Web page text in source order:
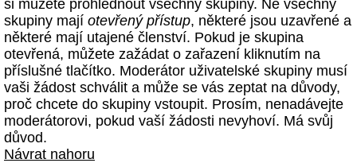
si můžete prohlédnout všechny skupiny. Ne všechny
skupiny mají otevřený přístup, některé jsou uzavřené a
některé mají utajené členství. Pokud je skupina
otevřená, můžete zažádat o zařazení kliknutím na
příslušné tlačítko. Moderátor uživatelské skupiny musí
vaši žádost schválit a může se vás zeptat na důvody,
proč chcete do skupiny vstoupit. Prosím, nenadávejte
moderátorovi, pokud vaší žádosti nevyhoví. Má svůj
důvod.
Návrat nahoru